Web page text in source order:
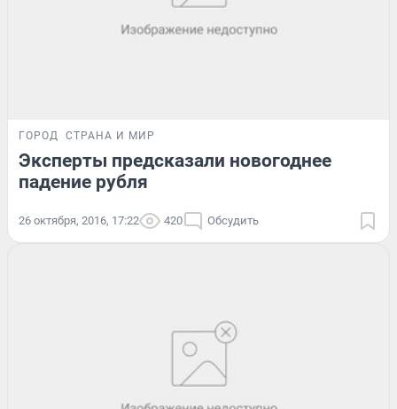
ГОРОД СТРАНА И МИР
Эксперты предсказали новогоднее
падение рубля
26 октября, 2016, 17:22 420 Обсудить